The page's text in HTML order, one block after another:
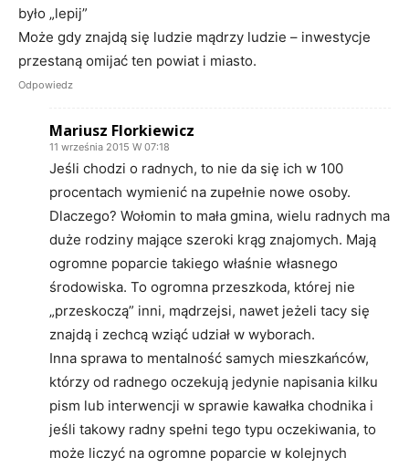
było „lepij”
Może gdy znajdą się ludzie mądrzy ludzie – inwestycje
przestaną omijać ten powiat i miasto.
Odpowiedz
Mariusz Florkiewicz
11 września 2015 W 07:18
Jeśli chodzi o radnych, to nie da się ich w 100
procentach wymienić na zupełnie nowe osoby.
Dlaczego? Wołomin to mała gmina, wielu radnych ma
duże rodziny mające szeroki krąg znajomych. Mają
ogromne poparcie takiego właśnie własnego
środowiska. To ogromna przeszkoda, której nie
„przeskoczą” inni, mądrzejsi, nawet jeżeli tacy się
znajdą i zechcą wziąć udział w wyborach.
Inna sprawa to mentalność samych mieszkańców,
którzy od radnego oczekują jedynie napisania kilku
pism lub interwencji w sprawie kawałka chodnika i
jeśli takowy radny spełni tego typu oczekiwania, to
może liczyć na ogromne poparcie w kolejnych